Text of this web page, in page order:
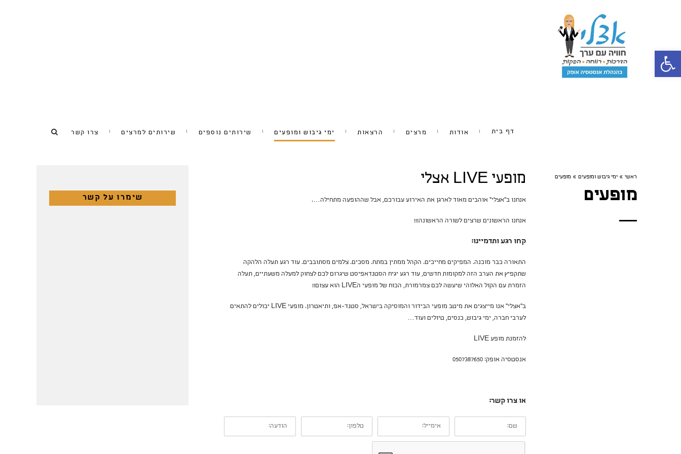
פתח סרגל נגישות
דף בית אודות מרצים הרצאות ימי גיבוש ומופעים שירותים נוספים שירותים למרצים צרו קשר
ראשי » ימי גיבוש ומופעים » מופעים
מופעים
מופעי LIVE אצלי
אנחנו ב"אצלי" אוהבים מאוד לארגן את האירוע עבורכם, אבל שההופעה מתחילה….
אנחנו הראשונים שרצים לשורה הראשונה!!!
קחו רגע ותדמיינו:
התאורה כבר מוכנה. המפיקים מחייכים. הקהל ממתין במתח. מסכים. צלמים מסתובבים. עוד רגע תעלה הלהקה
שתקפיץ את הערב הזה למקומות חדשים, עוד רגע יגיח הסטנדאפיסט שיגרום לכם לצחוק למעלה משעתיים, תעלה
הזמרת עם הקול האלוהי שיעשה לכם צמרמורת, הכוח של מופעי הLIVE הוא עצום!!
ב"אצלי" אנו מייצגים את מיטב מופעי הבידור והמוסיקה בישראל, סטנד-אפ, ותיאטרון. מופעי LIVE יכולים להתאים
לערבי חברה, ימי גיבוש, כנסים, טיולים ועוד…
להזמנת מופע LIVE
אנסטסיה אופק: 0507387650
או צרו קשר:
שם: אימייל: טלפון: הודעה:
שימרו על קשר